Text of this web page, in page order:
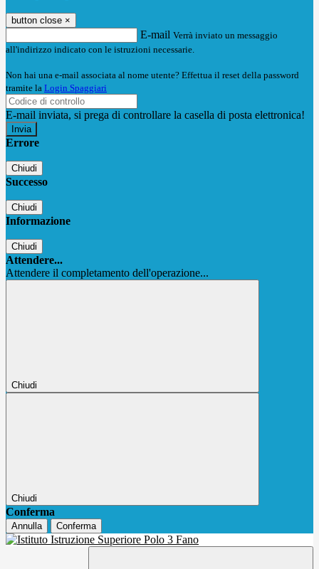
button close ×
E-mail Verrà inviato un messaggio
all'indirizzo indicato con le istruzioni necessarie.
Non hai una e-mail associata al nome utente? Effettua il reset della password
tramite la Login Spaggiari
E-mail inviata, si prega di controllare la casella di posta elettronica!
Errore
Chiudi
Successo
Chiudi
Informazione
Chiudi
Attendere...
Attendere il completamento dell'operazione...
Chiudi
Chiudi
Conferma
Annulla Conferma